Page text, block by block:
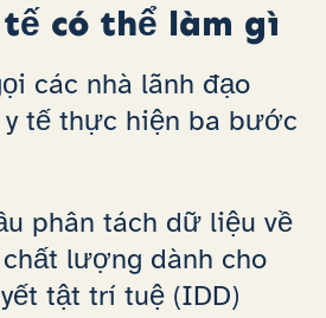
có thể làm gì
các nhà lãnh đạo
tế thực hiện ba bước
phân tách dữ liệu về
lượng dành cho
tật trí tuệ (IDD)